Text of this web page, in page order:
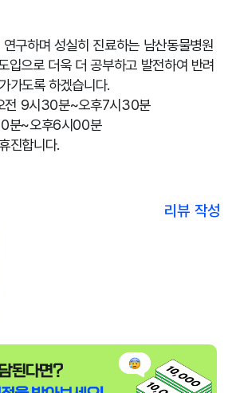
구하며 성실히 진료하는 남산동물병원
입으로 더욱 더 공부하고 발전하여 반려
가도록 하겠습니다.
전 9시30분~오후7시30분
분~오후6시00분
진합니다.
리뷰 작성